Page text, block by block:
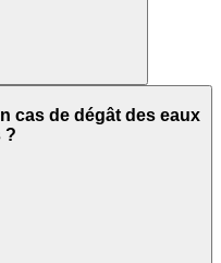
cas de dégât des eaux
?